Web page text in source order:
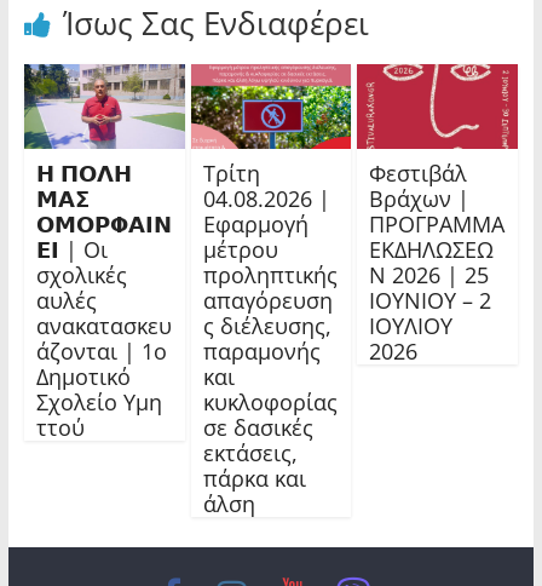
Ίσως Σας Ενδιαφέρει
𝝜 𝝥𝝤𝝠𝝜
𝝡𝝖𝝨
𝝤𝝡𝝤𝝦𝝫𝝖𝝞𝝢
𝝚𝝞 | Οι
σχολικές
αυλές
ανακατασκευ
άζονται | 1ο
Δημοτικό
Σχολείο Υμη
ττού
Τρίτη
04.08.2026 |
Εφαρμογή
μέτρου
προληπτικής
απαγόρευση
ς διέλευσης,
παραμονής
και
κυκλοφορίας
σε δασικές
εκτάσεις,
πάρκα και
άλση
Φεστιβάλ
Βράχων |
ΠΡΟΓΡΑΜΜΑ
ΕΚΔΗΛΩΣΕΩ
Ν 2026 | 25
ΙΟΥΝΙΟΥ – 2
ΙΟΥΛΙΟΥ
2026